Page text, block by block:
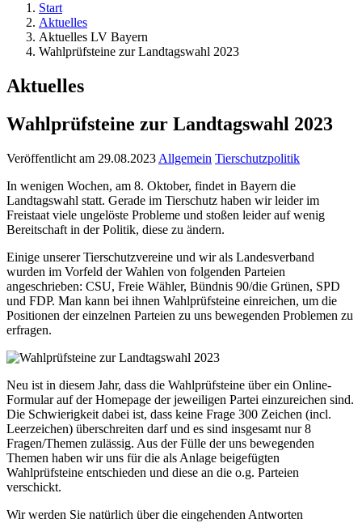
Start
Aktuelles
Aktuelles LV Bayern
Wahlprüfsteine zur Landtagswahl 2023
Aktuelles
Wahlprüfsteine zur Landtagswahl 2023
Veröffentlicht am 29.08.2023 Allgemein Tierschutzpolitik
In wenigen Wochen, am 8. Oktober, findet in Bayern die
Landtagswahl statt. Gerade im Tierschutz haben wir leider im
Freistaat viele ungelöste Probleme und stoßen leider auf wenig
Bereitschaft in der Politik, diese zu ändern.
Einige unserer Tierschutzvereine und wir als Landesverband
wurden im Vorfeld der Wahlen von folgenden Parteien
angeschrieben: CSU, Freie Wähler, Bündnis 90/die Grünen, SPD
und FDP. Man kann bei ihnen Wahlprüfsteine einreichen, um die
Positionen der einzelnen Parteien zu uns bewegenden Problemen zu
erfragen.
Neu ist in diesem Jahr, dass die Wahlprüfsteine über ein Online-
Formular auf der Homepage der jeweiligen Partei einzureichen sind.
Die Schwierigkeit dabei ist, dass keine Frage 300 Zeichen (incl.
Leerzeichen) überschreiten darf und es sind insgesamt nur 8
Fragen/Themen zulässig. Aus der Fülle der uns bewegenden
Themen haben wir uns für die als Anlage beigefügten
Wahlprüfsteine entschieden und diese an die o.g. Parteien
verschickt.
Wir werden Sie natürlich über die eingehenden Antworten